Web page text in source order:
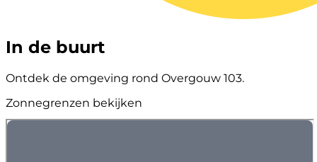
In de buurt
Ontdek de omgeving rond Overgouw 103.
Zonnegrenzen bekijken